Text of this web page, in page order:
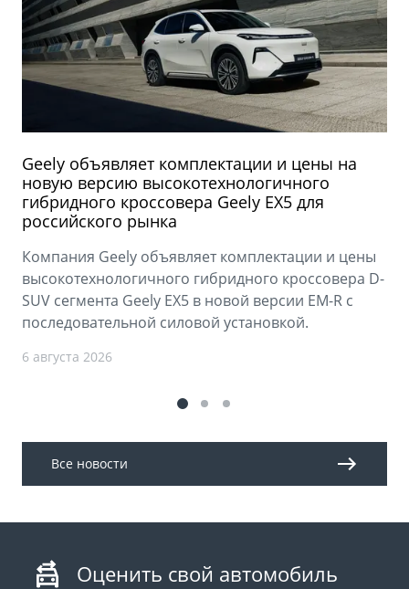
Geely объявляет комплектации и цены на
новую версию высокотехнологичного
гибридного кроссовера Geely EX5 для
российского рынка
Компания Geely объявляет комплектации и цены
высокотехнологичного гибридного кроссовера D-
SUV сегмента Geely EX5 в новой версии EM-R с
последовательной силовой установкой.
6 августа 2026
Все новости
Оценить свой автомобиль